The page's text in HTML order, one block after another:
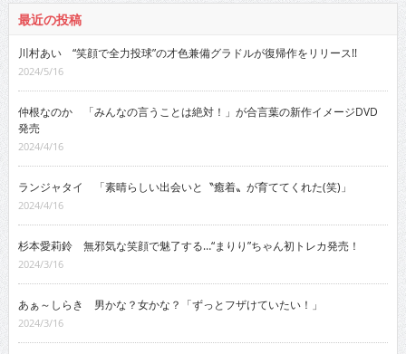
最近の投稿
川村あい “笑顔で全力投球”の才色兼備グラドルが復帰作をリリース!!
2024/5/16
仲根なのか 「みんなの言うことは絶対！」が合言葉の新作イメージDVD
発売
2024/4/16
ランジャタイ 「素晴らしい出会いと〝癒着〟が育ててくれた(笑)」
2024/4/16
杉本愛莉鈴 無邪気な笑顔で魅了する…“まりり”ちゃん初トレカ発売！
2024/3/16
あぁ～しらき 男かな？女かな？「ずっとフザけていたい！」
2024/3/16